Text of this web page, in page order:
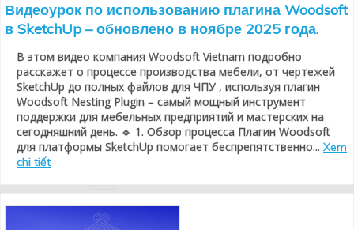
Видеоурок по использованию плагина Woodsoft
в SketchUp – обновлено в ноябре 2025 года.
В этом видео компания Woodsoft Vietnam подробно
расскажет о процессе производства мебели, от чертежей
SketchUp до полных файлов для ЧПУ , используя плагин
Woodsoft Nesting Plugin – самый мощный инструмент
поддержки для мебельных предприятий и мастерских на
сегодняшний день. 🔹 1. Обзор процесса Плагин Woodsoft
для платформы SketchUp помогает беспрепятственно... Xem
chi tiết